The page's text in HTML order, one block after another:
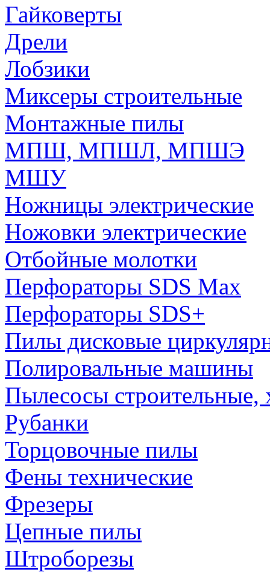
Гайковерты
Дрели
Лобзики
Миксеры строительные
Монтажные пилы
МПШ, МПШЛ, МПШЭ
МШУ
Ножницы электрические
Ножовки электрические
Отбойные молотки
Перфораторы SDS Max
Перфораторы SDS+
Пилы дисковые
Полировальные машины
Пылесосы строительные,
Рубанки
Торцовочные пилы
Фены технические
Фрезеры
Цепные пилы
Штроборезы